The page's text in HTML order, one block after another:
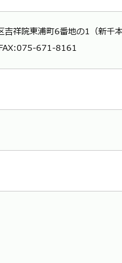
祥院東浦町6番地の1（新千本
671-8161